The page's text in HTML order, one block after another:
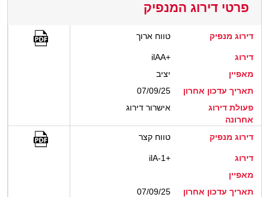
פרטי דירוג המנפיק
דירוג מנפיק טווח ארוך
דירוג
ilAA+
מאפיין
יציב
תאריך עדכון אחרון
07/09/25
פעולת דירוג
אחרונה
אישרור דירוג
דירוג מנפיק טווח קצר
דירוג
ilA-1+
מאפיין
תאריך עדכון אחרון
07/09/25